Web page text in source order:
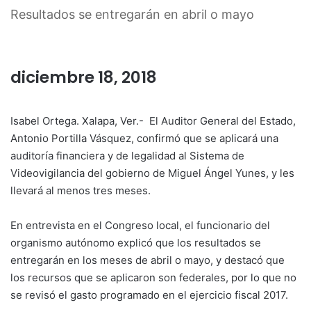
Resultados se entregarán en abril o mayo
diciembre 18, 2018
Isabel Ortega. Xalapa, Ver.- El Auditor General del Estado,
Antonio Portilla Vásquez, confirmó que se aplicará una
auditoría financiera y de legalidad al Sistema de
Videovigilancia del gobierno de Miguel Ángel Yunes, y les
llevará al menos tres meses.
En entrevista en el Congreso local, el funcionario del
organismo autónomo explicó que los resultados se
entregarán en los meses de abril o mayo, y destacó que
los recursos que se aplicaron son federales, por lo que no
se revisó el gasto programado en el ejercicio fiscal 2017.